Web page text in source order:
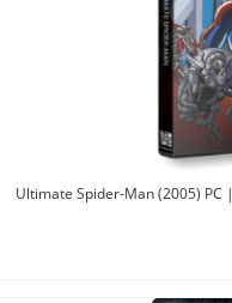
Ultimate Spider-Man (2005) PC